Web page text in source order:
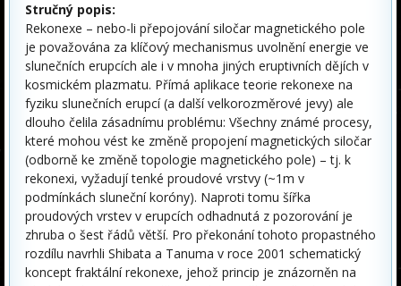
Stručný popis:
Rekonexe – nebo-li přepojování siločar magnetického pole
je považována za klíčový mechanismus uvolnění energie ve
slunečních erupcích ale i v mnoha jiných eruptivních dějích v
kosmickém plazmatu. Přímá aplikace teorie rekonexe na
fyziku slunečních erupcí (a další velkorozměrové jevy) ale
dlouho čelila zásadnímu problému: Všechny známé procesy,
které mohou vést ke změně propojení magnetických siločar
(odborně ke změně topologie magnetického pole) – tj. k
rekonexi, vyžadují tenké proudové vrstvy (~1m v
podmínkách sluneční koróny). Naproti tomu šířka
proudových vrstev v erupcích odhadnutá z pozorování je
zhruba o šest řádů větší. Pro překonání tohoto propastného
rozdílu navrhli Shibata a Tanuma v roce 2001 schematický
koncept fraktální rekonexe, jehož princip je znázorněn na